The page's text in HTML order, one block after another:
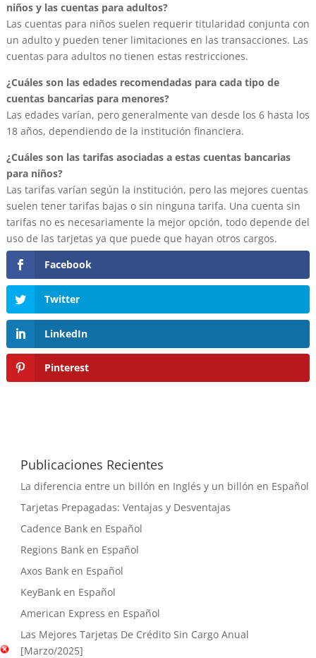
niños y las cuentas para adultos?
Las cuentas para niños suelen requerir titularidad conjunta con
un adulto y pueden tener limitaciones en las transacciones. Las
cuentas para adultos no tienen estas restricciones.
¿Cuáles son las edades recomendadas para cada tipo de
cuentas bancarias para menores?
Las edades varían, pero generalmente van desde los 6 hasta los
18 años, dependiendo de la institución financiera.
¿Cuáles son las tarifas asociadas a estas cuentas bancarias
para niños?
Las tarifas varían según la institución, pero las mejores cuentas
suelen tener tarifas bajas o sin ninguna tarifa. Una cuenta sin
tarifas no es necesariamente la mejor opción, todo depende del
uso de las tarjetas ya que puede que hayan otros cargos.
Facebook
Twitter
LinkedIn
Pinterest
Publicaciones Recientes
La diferencia entre un billón en Inglés y un billón en Español
Tarjetas Prepagadas: Ventajas y Desventajas
Cadence Bank en Español
Regions Bank en Español
Axos Bank en Español
KeyBank en Español
American Express en Español
Las Mejores Tarjetas De Crédito Sin Cargo Anual
[Marzo/2025]